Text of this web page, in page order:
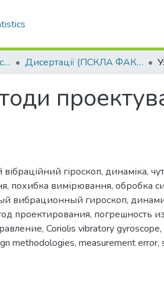
Кафедра приладів та систем керування літальними апаратами Дисертації (ПСКЛА ФАКС)
вібраційний гіроскоп, динаміка,
, похибка вимірювання, обробка
вибрационный гироскоп,
проектирования, погрешность
, Coriolis vibratory gyroscope,
methodologies, measurement error,